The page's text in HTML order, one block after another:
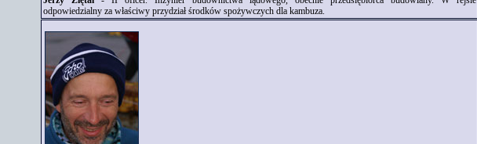
odpowiedzialny za właściwy przydział środków spożywczych dla kambuza.